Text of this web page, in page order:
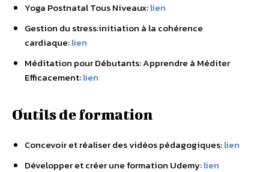
Yoga Postnatal Tous Niveaux:lien
Gestion du stress:initiation à la cohérence
cardiaque:lien
Méditation pour Débutants: Apprendre à Méditer
Efficacement:lien
Outils de formation
Concevoir et réaliser des vidéos pédagogiques:lien
Développer et créer une formation Udemy:lien